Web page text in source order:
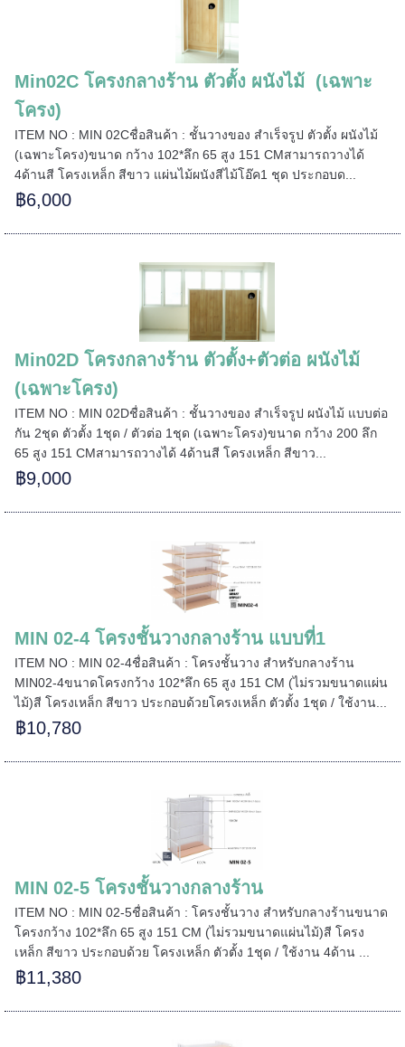
Min02C โครงกลางร้าน ตัวตั้ง ผนังไม้ (เฉพาะ
โครง)
ITEM NO : MIN 02Cชื่อสินค้า : ชั้นวางของ สำเร็จรูป ตัวตั้ง ผนังไม้
(เฉพาะโครง)ขนาด กว้าง 102*ลึก 65 สูง 151 CMสามารถวางได้
4ด้านสี โครงเหล็ก สีขาว แผ่นไม้ผนังสีไม้โอ๊ค1 ชุด ประกอบด...
฿6,000
Min02D โครงกลางร้าน ตัวตั้ง+ตัวต่อ ผนังไม้
(เฉพาะโครง)
ITEM NO : MIN 02Dชื่อสินค้า : ชั้นวางของ สำเร็จรูป ผนังไม้ แบบต่อ
กัน 2ชุด ตัวตั้ง 1ชุด / ตัวต่อ 1ชุด (เฉพาะโครง)ขนาด กว้าง 200 ลึก
65 สูง 151 CMสามารถวางได้ 4ด้านสี โครงเหล็ก สีขาว...
฿9,000
MIN 02-4 โครงชั้นวางกลางร้าน แบบที่1
ITEM NO : MIN 02-4ชื่อสินค้า : โครงชั้นวาง สำหรับกลางร้าน
MIN02-4ขนาดโครงกว้าง 102*ลึก 65 สูง 151 CM (ไม่รวมขนาดแผ่น
ไม้)สี โครงเหล็ก สีขาว ประกอบด้วยโครงเหล็ก ตัวตั้ง 1ชุด / ใช้งาน...
฿10,780
MIN 02-5 โครงชั้นวางกลางร้าน
ITEM NO : MIN 02-5ชื่อสินค้า : โครงชั้นวาง สำหรับกลางร้านขนาด
โครงกว้าง 102*ลึก 65 สูง 151 CM (ไม่รวมขนาดแผ่นไม้)สี โครง
เหล็ก สีขาว ประกอบด้วย โครงเหล็ก ตัวตั้ง 1ชุด / ใช้งาน 4ด้าน ...
฿11,380